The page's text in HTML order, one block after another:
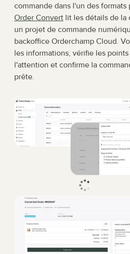
commande dans l'un des formats
Order Convert lit les détails de la
un projet de commande
backoffice Orderchamp Cloud.
les informations, vérifie les
l'attention et confirme la
prête.